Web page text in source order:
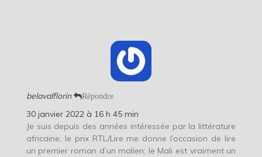
belavalflorin Répondre
30 janvier 2022 à 16 h 45 min
Je suis depuis des années intéressée par la littérature
africaine; le prix RTL/Lire me donne l’occasion de lire
un premier roman d’un malien; le Mali est vraiment un